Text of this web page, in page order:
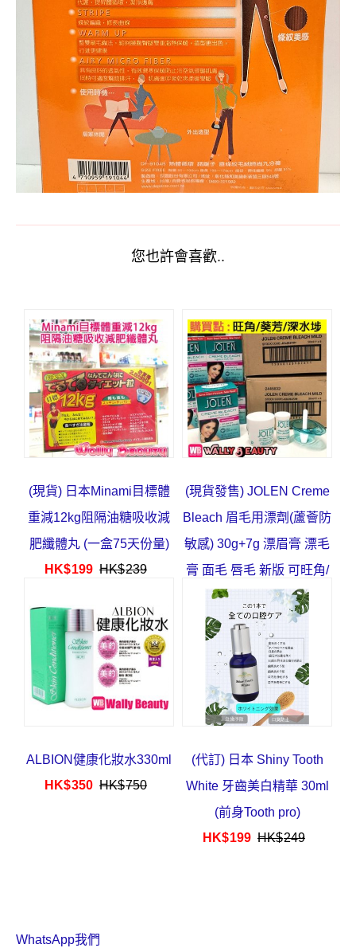
您也許會喜歡..
(現貨) 日本Minami目標體
重減12kg阻隔油糖吸收減
肥纖體丸 (一盒75天份量)
HK$199 HK$239
(現貨發售) JOLEN Creme
Bleach 眉毛用漂劑(蘆薈防
敏感) 30g+7g 漂眉膏 漂毛
膏 面毛 唇毛 新版 可旺角/
葵芳/深水埗取
HK$63 HK$ 78
ALBION健康化妝水330ml
HK$350 HK$750
(代訂) 日本 Shiny Tooth
White 牙齒美白精華 30ml
(前身Tooth pro)
HK$199 HK$249
WhatsApp我們